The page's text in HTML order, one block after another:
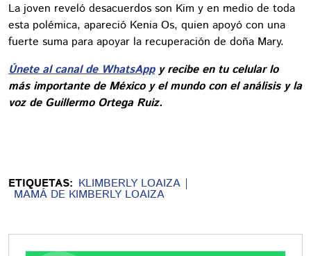
La joven reveló desacuerdos son Kim y en medio de toda
esta polémica, apareció Kenia Os, quien apoyó con una
fuerte suma para apoyar la recuperación de doña Mary.
Únete al canal de WhatsAppy recibe en tu celular lo
más importante de México y el mundo con el análisis y la
voz de Guillermo Ortega Ruiz.
ETIQUETAS: KLIMBERLY LOAIZA
MAMÁ DE KIMBERLY LOAIZA